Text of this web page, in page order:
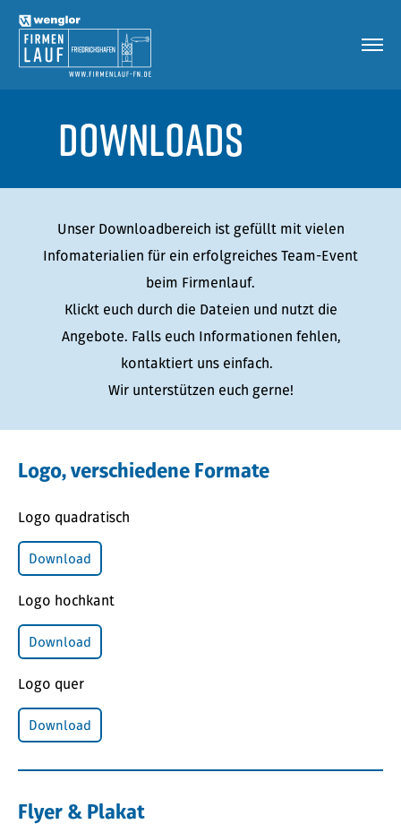
downloads
Unser Downloadbereich ist gefüllt mit vielen
Infomaterialien für ein erfolgreiches Team-Event
beim Firmenlauf.
Klickt euch durch die Dateien und nutzt die
Angebote. Falls euch Informationen fehlen,
kontaktiert uns einfach.
Wir unterstützen euch gerne!
Logo, verschiedene Formate
Logo quadratisch
Download
Logo hochkant
Download
Logo quer
Download
Flyer & Plakat